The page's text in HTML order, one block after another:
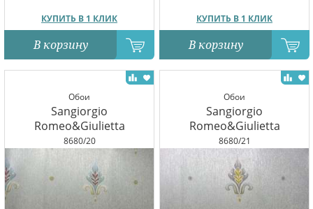
КУПИТЬ В 1 КЛИК
В корзину
КУПИТЬ В 1 КЛИК
В корзину
Обои
Sangiorgio
Romeo&Giulietta
8680/20
Обои
Sangiorgio
Romeo&Giulietta
8680/21